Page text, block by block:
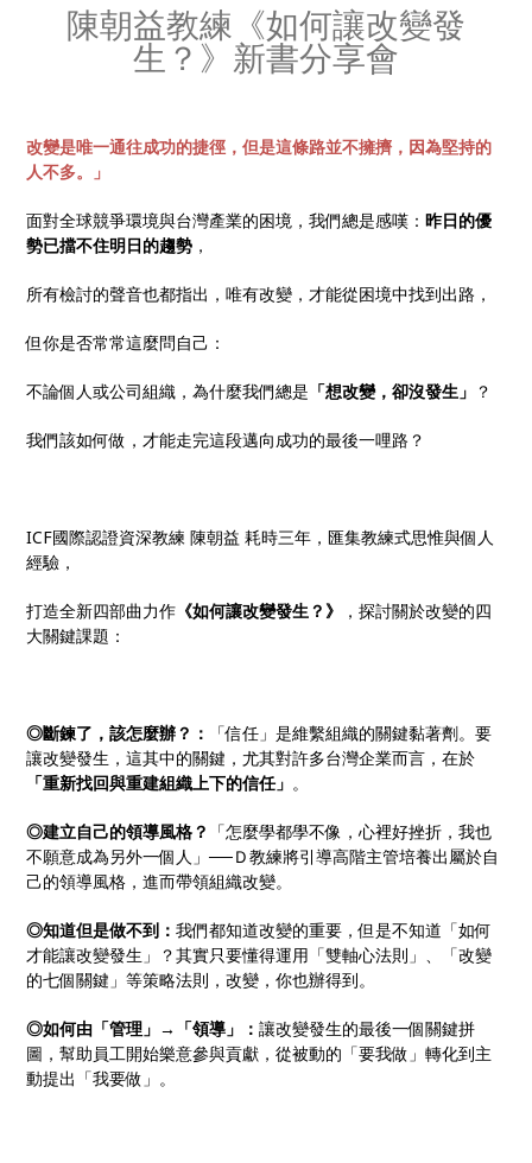
陳朝益教練《如何讓改變發
生？》新書分享會
改變是唯一通往成功的捷徑，但是這條路並不擁擠，因為堅持的
人不多。」
面對全球競爭環境與台灣產業的困境，我們總是感嘆：昨日的優
勢已擋不住明日的趨勢 ，
所有檢討的聲音也都指出，唯有改變，才能從困境中找到出路，
但你是否常常這麼問自己：
不論個人或公司組織，為什麼我們總是 「想改變，卻沒發生」 ？
我們該如何做，才能走完這段邁向成功的最後一哩路？
ICF國際認證資深教練 陳朝益 耗時三年，匯集教練式思惟與個人
經驗，
打造全新四部曲力作 《如何讓改變發生？》
，探討關於改變的四
大關鍵課題：
◎斷鍊了，該怎麼辦？：
「信任」是維繫組織的關鍵黏著劑。要
讓改變發生，這其中的關鍵，尤其對許多台灣企業而言，在於
「重新找回與重建組織上下的信任」 。
◎建立自己的領導風格？ 「怎麼學都學不像，心裡好挫折，我也
不願意成為另外一個人」──Ｄ教練將引導高階主管培養出屬於自
己的領導風格，進而帶領組織改變。
◎知道但是做不到：我們都知道改變的重要，但是不知道「如何
才能讓改變發生」？其實只要懂得運用「雙軸心法則」、「改變
的七個關鍵」等策略法則，改變，你也辦得到。
◎如何由「管理」→「領導」：讓改變發生的最後一個關鍵拼
圖，幫助員工開始樂意參與貢獻，從被動的「要我做」轉化到主
動提出「我要做」。